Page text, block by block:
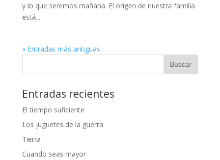
y lo que seremos mañana. El origen de nuestra familia
está...
« Entradas más antiguas
Entradas recientes
El tiempo suficiente
Los juguetes de la guerra
Tierra
Cuando seas mayor